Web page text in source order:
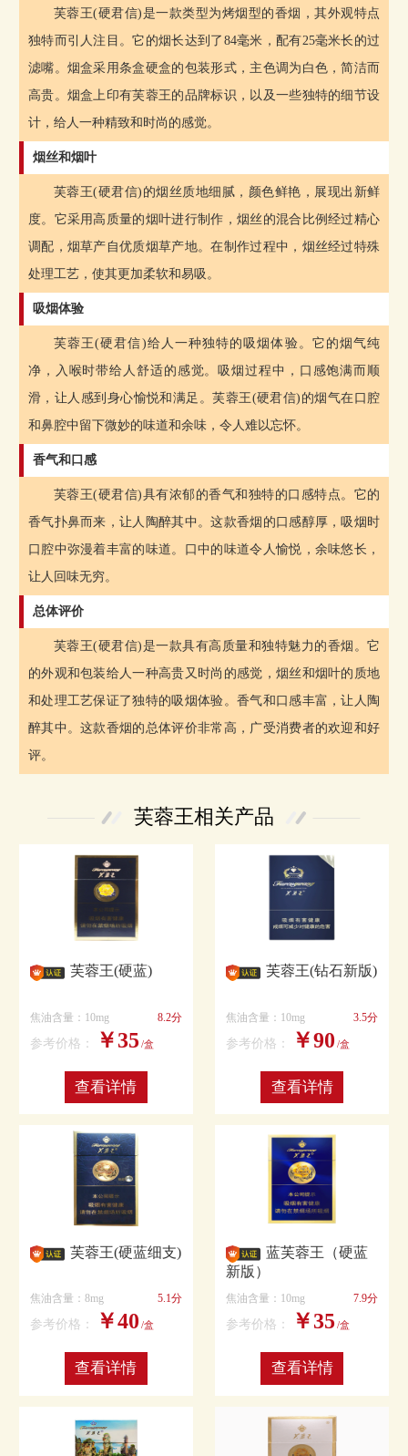
芙蓉王(硬君信)是一款类型为烤烟型的香烟，其外观特点
独特而引人注目。它的烟长达到了84毫米，配有25毫米长的过
滤嘴。烟盒采用条盒硬盒的包装形式，主色调为白色，简洁而
高贵。烟盒上印有芙蓉王的品牌标识，以及一些独特的细节设
计，给人一种精致和时尚的感觉。
烟丝和烟叶
芙蓉王(硬君信)的烟丝质地细腻，颜色鲜艳，展现出新鲜
度。它采用高质量的烟叶进行制作，烟丝的混合比例经过精心
调配，烟草产自优质烟草产地。在制作过程中，烟丝经过特殊
处理工艺，使其更加柔软和易吸。
吸烟体验
芙蓉王(硬君信)给人一种独特的吸烟体验。它的烟气纯
净，入喉时带给人舒适的感觉。吸烟过程中，口感饱满而顺
滑，让人感到身心愉悦和满足。芙蓉王(硬君信)的烟气在口腔
和鼻腔中留下微妙的味道和余味，令人难以忘怀。
香气和口感
芙蓉王(硬君信)具有浓郁的香气和独特的口感特点。它的
香气扑鼻而来，让人陶醉其中。这款香烟的口感醇厚，吸烟时
口腔中弥漫着丰富的味道。口中的味道令人愉悦，余味悠长，
让人回味无穷。
总体评价
芙蓉王(硬君信)是一款具有高质量和独特魅力的香烟。它
的外观和包装给人一种高贵又时尚的感觉，烟丝和烟叶的质地
和处理工艺保证了独特的吸烟体验。香气和口感丰富，让人陶
醉其中。这款香烟的总体评价非常高，广受消费者的欢迎和好
评。
芙蓉王相关产品
芙蓉王(硬蓝)
焦油含量：10mg 8.2分
参考价格： ￥35 /盒
查看详情
芙蓉王(钻石新版)
焦油含量：10mg 3.5分
参考价格： ￥90 /盒
查看详情
芙蓉王(硬蓝细支)
焦油含量：8mg 5.1分
参考价格： ￥40 /盒
查看详情
蓝芙蓉王（硬蓝
新版）
焦油含量：10mg 7.9分
参考价格： ￥35 /盒
查看详情